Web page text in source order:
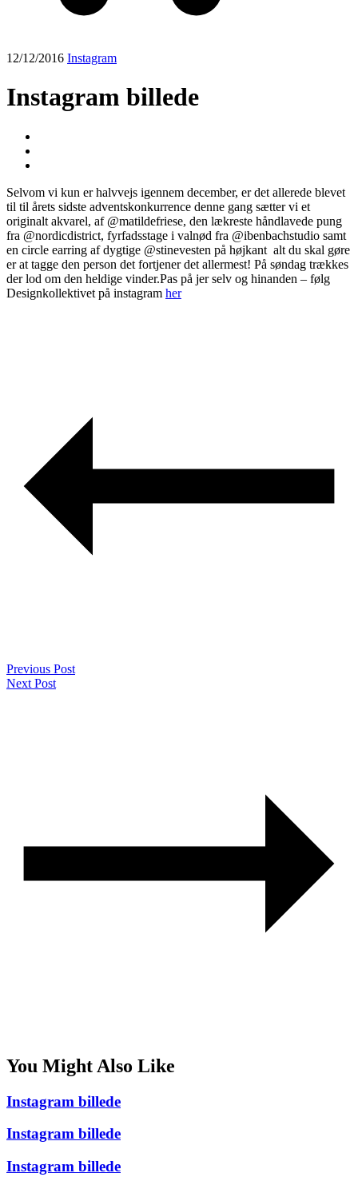
12/12/2016 Instagram
Instagram billede
Selvom vi kun er halvvejs igennem december, er det allerede blevet
til til årets sidste adventskonkurrence denne gang sætter vi et
originalt akvarel, af @matildefriese, den lækreste håndlavede pung
fra @nordicdistrict, fyrfadsstage i valnød fra @ibenbachstudio samt
en circle earring af dygtige @stinevesten på højkant ️ alt du skal gøre
er at tagge den person det fortjener det allermest! På søndag trækkes
der lod om den heldige vinder.️Pas på jer selv og hinanden – følg
Designkollektivet på instagram her
Previous Post
Next Post
You Might Also Like
Instagram billede
Instagram billede
Instagram billede